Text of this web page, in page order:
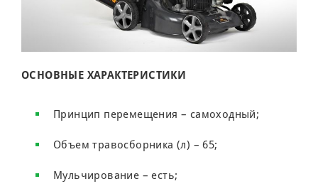
ОСНОВНЫЕ ХАРАКТЕРИСТИКИ
Принцип перемещения – самоходный;
Объем травосборника (л) – 65;
Мульчирование – есть;